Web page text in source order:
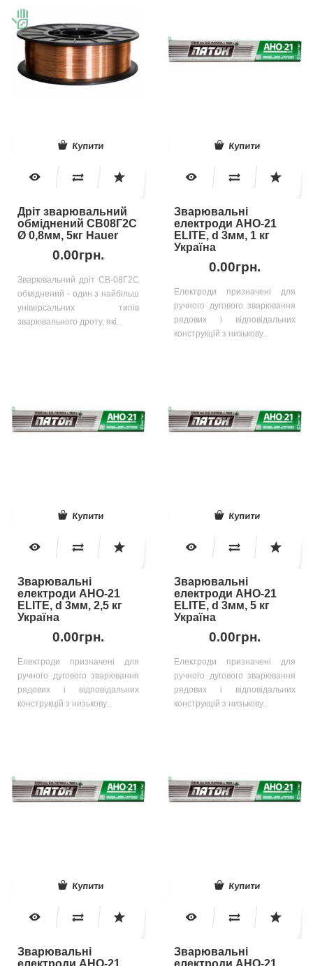
Купити
Дріт зварювальний
обміднений СВ08Г2С
Ø 0,8мм, 5кг Hauer
0.00грн.
Зварювальний дріт СВ-08Г2С
обміднений - один з найбільш
універсальних типів
зварювального дроту, які..
Купити
Зварювальні
електроди АНО-21
ELITE, d 3мм, 1 кг
Україна
0.00грн.
Електроди призначені для
ручного дугового зварювання
рядових і відповідальних
конструкцій з низькову..
Купити
Зварювальні
електроди АНО-21
ELITE, d 3мм, 2,5 кг
Україна
0.00грн.
Електроди призначені для
ручного дугового зварювання
рядових і відповідальних
конструкцій з низькову..
Купити
Зварювальні
електроди АНО-21
ELITE, d 3мм, 5 кг
Україна
0.00грн.
Електроди призначені для
ручного дугового зварювання
рядових і відповідальних
конструкцій з низькову..
Купити
Зварювальні
електроди АНО-21
Купити
Зварювальні
електроди АНО-21